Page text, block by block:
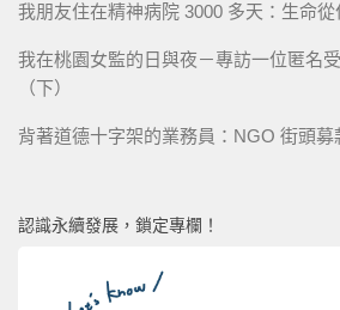
我朋友住在精神病院 3000 多天：生命
我在桃園女監的日與夜－專訪一位匿名
（下）
背著道德十字架的業務員：NGO 街頭募
認識永續發展，鎖定專欄！